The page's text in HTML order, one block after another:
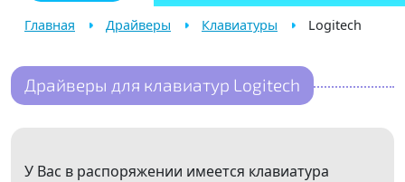
Главная Драйверы Клавиатуры Logitech
Драйверы для клавиатур Logitech
У Вас в распоряжении имеется клавиатура